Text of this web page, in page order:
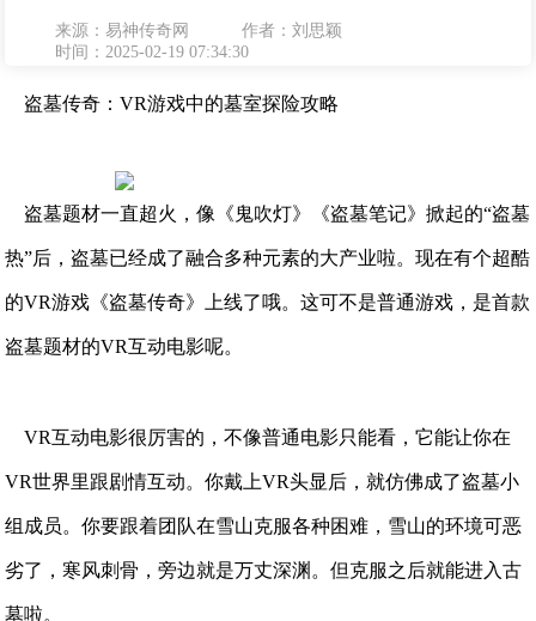
来源：易神传奇网
作者：刘思颖
时间：2025-02-19 07:34:30
盗墓传奇：VR游戏中的墓室探险攻略
盗墓题材一直超火，像《鬼吹灯》《盗墓笔记》掀起的“盗墓
热”后，盗墓已经成了融合多种元素的大产业啦。现在有个超酷
的VR游戏《盗墓传奇》上线了哦。这可不是普通游戏，是首款
盗墓题材的VR互动电影呢。
VR互动电影很厉害的，不像普通电影只能看，它能让你在
VR世界里跟剧情互动。你戴上VR头显后，就仿佛成了盗墓小
组成员。你要跟着团队在雪山克服各种困难，雪山的环境可恶
劣了，寒风刺骨，旁边就是万丈深渊。但克服之后就能进入古
墓啦。